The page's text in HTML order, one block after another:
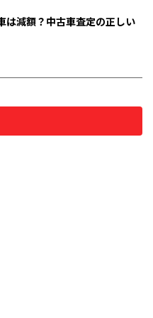
は減額？中古車査定の正しい